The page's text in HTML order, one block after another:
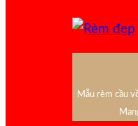
Mẫu rèm cầu